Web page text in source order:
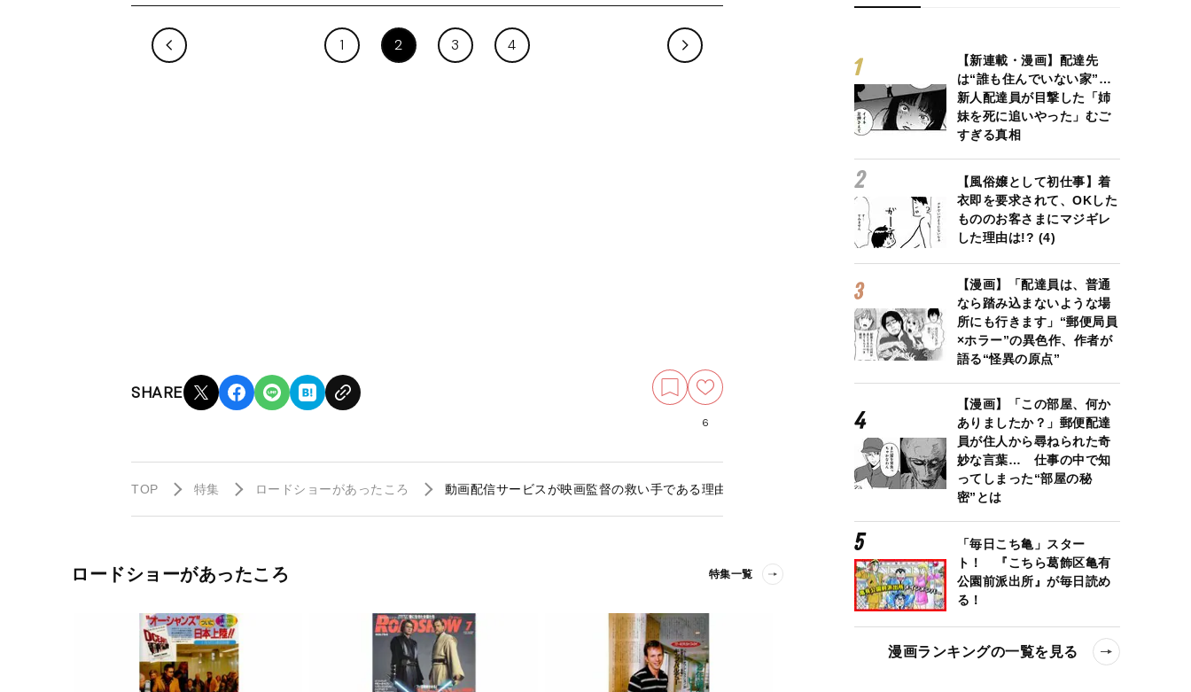
1 2 3 4
SHARE
6
TOP 特集 ロードショーがあったころ 動画配信サービスが映画監督の救い手である理由
ロードショーがあったころ 特集一覧
【新連載・漫画】配達先
は“誰も住んでいない家”…
新人配達員が目撃した「姉
妹を死に追いやった」むご
すぎる真相
【風俗嬢として初仕事】着
衣即を要求されて、OKした
もののお客さまにマジギレ
した理由は!? (4)
【漫画】「配達員は、普通
なら踏み込まないような場
所にも行きます」“郵便局員
×ホラー”の異色作、作者が
語る“怪異の原点”
【漫画】「この部屋、何か
ありましたか？」郵便配達
員が住人から尋ねられた奇
妙な言葉… 仕事の中で知
ってしまった“部屋の秘
密”とは
「毎日こち亀」スター
ト！ 『こちら葛飾区亀有
公園前派出所』が毎日読め
る！
漫画ランキングの一覧を見る